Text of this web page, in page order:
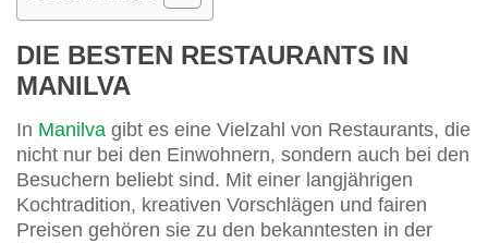
DIE BESTEN RESTAURANTS IN
MANILVA
In Manilva gibt es eine Vielzahl von Restaurants, die
nicht nur bei den Einwohnern, sondern auch bei den
Besuchern beliebt sind. Mit einer langjährigen
Kochtradition, kreativen Vorschlägen und fairen
Preisen gehören sie zu den bekanntesten in der